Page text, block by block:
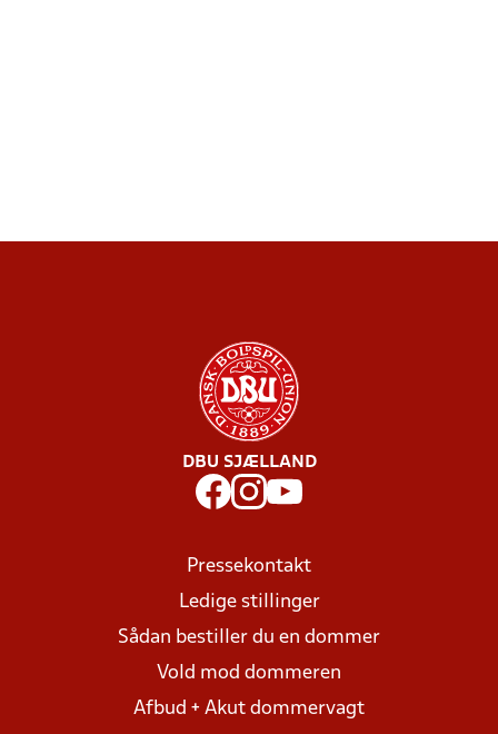
DBU SJÆLLAND
Pressekontakt
Ledige stillinger
Sådan bestiller du en dommer
Vold mod dommeren
Afbud + Akut dommervagt